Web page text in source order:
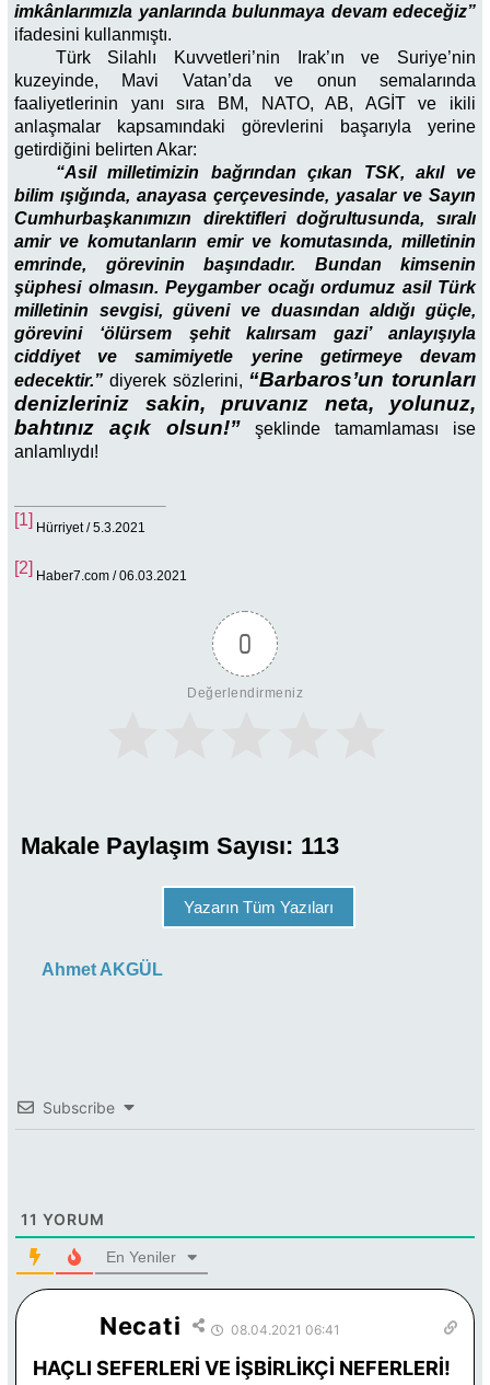
imkânlarımızla yanlarında bulunmaya devam edeceğiz”
ifadesini kullanmıştı.
Türk Silahlı Kuvvetleri’nin Irak’ın ve Suriye’nin
kuzeyinde, Mavi Vatan’da ve onun semalarında
faaliyetlerinin yanı sıra BM, NATO, AB, AGİT ve ikili
anlaşmalar kapsamındaki görevlerini başarıyla yerine
getirdiğini belirten Akar:
“Asil milletimizin bağrından çıkan TSK, akıl ve
bilim ışığında, anayasa çerçevesinde, yasalar ve Sayın
Cumhurbaşkanımızın direktifleri doğrultusunda, sıralı
amir ve komutanların emir ve komutasında, milletinin
emrinde, görevinin başındadır. Bundan kimsenin
şüphesi olmasın. Peygamber ocağı ordumuz asil Türk
milletinin sevgisi, güveni ve duasından aldığı güçle,
görevini ‘ölürsem şehit kalırsam gazi’ anlayışıyla
ciddiyet ve samimiyetle yerine getirmeye devam
edecektir.” diyerek sözlerini, “Barbaros’un torunları
denizleriniz sakin, pruvanız neta, yolunuz,
bahtınız açık olsun!”
şeklinde tamamlaması ise
anlamlıydı!
[1] Hürriyet / 5.3.2021
[2] Haber7.com / 06.03.2021
0
Değerlendirmeniz
Makale Paylaşım Sayısı: 113
Yazarın Tüm Yazıları
Ahmet AKGÜL
Subscribe
11 YORUM
En Yeniler
Necati 08.04.2021 06:41
HAÇLI SEFERLERİ VE İŞBİRLİKÇİ NEFERLERİ!